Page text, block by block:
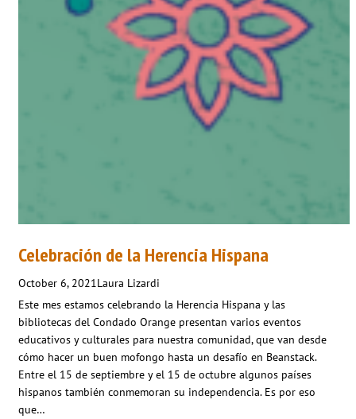
Celebración de la Herencia Hispana
October 6, 2021Laura Lizardi
Este mes estamos celebrando la Herencia Hispana y las
bibliotecas del Condado Orange presentan varios eventos
educativos y culturales para nuestra comunidad, que van desde
cómo hacer un buen mofongo hasta un desafío en Beanstack.
Entre el 15 de septiembre y el 15 de octubre algunos países
hispanos también conmemoran su independencia. Es por eso
que…